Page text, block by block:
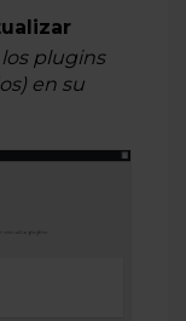
plugins
en su